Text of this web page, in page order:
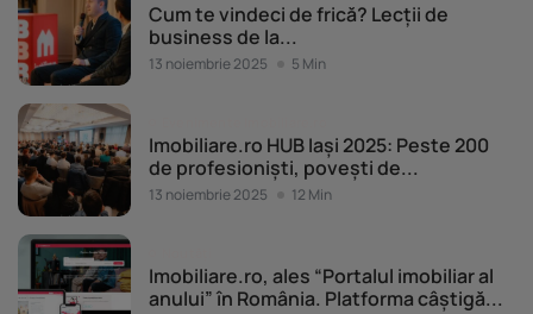
Cum te vindeci de frică? Lecții de
business de la...
13 noiembrie 2025 5 Min
Imobiliare.ro HUB Iași 2025: Peste 200
de profesioniști, povești de...
13 noiembrie 2025 12 Min
Imobiliare.ro, ales “Portalul imobiliar al
anului” în România. Platforma câștigă...